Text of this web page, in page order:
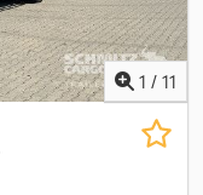
1 / 11